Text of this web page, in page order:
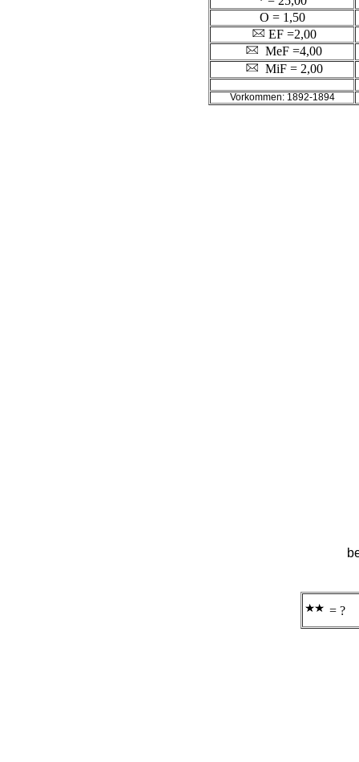
O = 1,50
EF =2,00
MeF =4,00
MiF = 2,00
Vorkommen: 1892-1894
= ?